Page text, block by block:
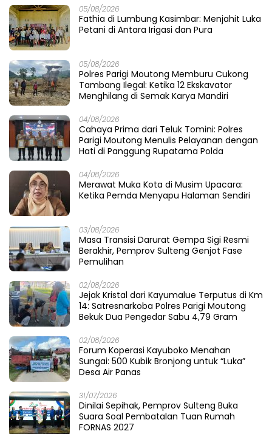
05/08/2026
Fathia di Lumbung Kasimbar: Menjahit Luka
Petani di Antara Irigasi dan Pura
05/08/2026
Polres Parigi Moutong Memburu Cukong
Tambang Ilegal: Ketika 12 Ekskavator
Menghilang di Semak Karya Mandiri
04/08/2026
Cahaya Prima dari Teluk Tomini: Polres
Parigi Moutong Menulis Pelayanan dengan
Hati di Panggung Rupatama Polda
04/08/2026
Merawat Muka Kota di Musim Upacara:
Ketika Pemda Menyapu Halaman Sendiri
03/08/2026
Masa Transisi Darurat Gempa Sigi Resmi
Berakhir, Pemprov Sulteng Genjot Fase
Pemulihan
02/08/2026
Jejak Kristal dari Kayumalue Terputus di Km
14: Satresnarkoba Polres Parigi Moutong
Bekuk Dua Pengedar Sabu 4,79 Gram
02/08/2026
Forum Koperasi Kayuboko Menahan
Sungai: 500 Kubik Bronjong untuk “Luka”
Desa Air Panas
31/07/2026
Dinilai Sepihak, Pemprov Sulteng Buka
Suara Soal Pembatalan Tuan Rumah
FORNAS 2027